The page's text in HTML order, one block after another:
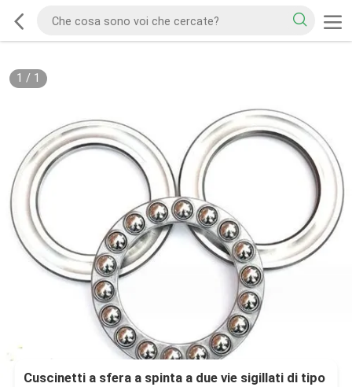
1 / 1
Cuscinetti a sfera a spinta a due vie sigillati di tipo